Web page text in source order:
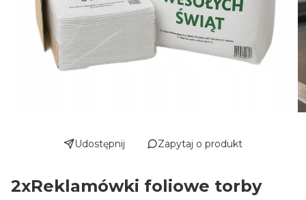
Udostępnij Zapytaj o produkt
2xReklamówki foliowe torby